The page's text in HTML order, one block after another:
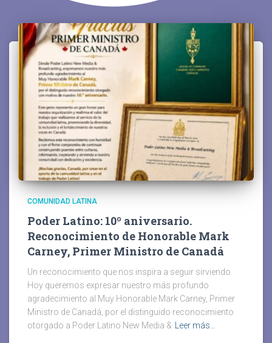
COMUNIDAD LATINA
Poder Latino: 10º aniversario.
Reconocimiento de Honorable Mark
Carney, Primer Ministro de Canadá
Un reconocimiento que nos inspira a seguir sirviendo.
Hoy queremos expresar nuestro más profundo
agradecimiento al Muy Honorable Mark Carney, Primer
Ministro de Canadá, por el distinguido reconocimiento
otorgado a Poder Latino New Media &
Leer más…